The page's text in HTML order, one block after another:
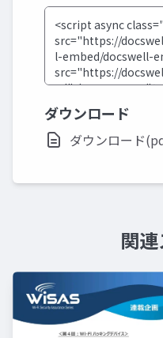
ダウンロード
ダウンロード
関